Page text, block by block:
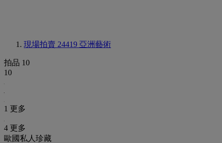
現場拍賣 24419 亞洲藝術
拍品 10
10
1 更多
4 更多
歐國私人珍藏